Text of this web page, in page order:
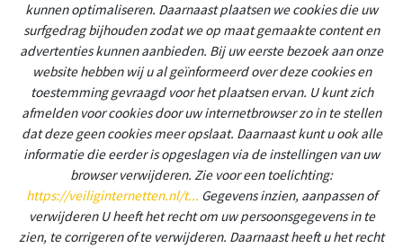
kunnen optimaliseren. Daarnaast plaatsen we cookies die uw
surfgedrag bijhouden zodat we op maat gemaakte content en
advertenties kunnen aanbieden. Bij uw eerste bezoek aan onze
website hebben wij u al geïnformeerd over deze cookies en
toestemming gevraagd voor het plaatsen ervan. U kunt zich
afmelden voor cookies door uw internetbrowser zo in te stellen
dat deze geen cookies meer opslaat. Daarnaast kunt u ook alle
informatie die eerder is opgeslagen via de instellingen van uw
browser verwijderen. Zie voor een toelichting:
https://veiliginternetten.nl/t... Gegevens inzien, aanpassen of
verwijderen U heeft het recht om uw persoonsgegevens in te
zien, te corrigeren of te verwijderen. Daarnaast heeft u het recht